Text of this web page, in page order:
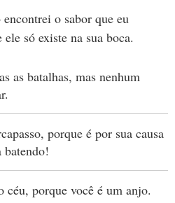
o sabor que eu
só existe na sua boca.
as batalhas, mas nenhum
porque é por sua causa
batendo!
céu, porque você é um anjo.